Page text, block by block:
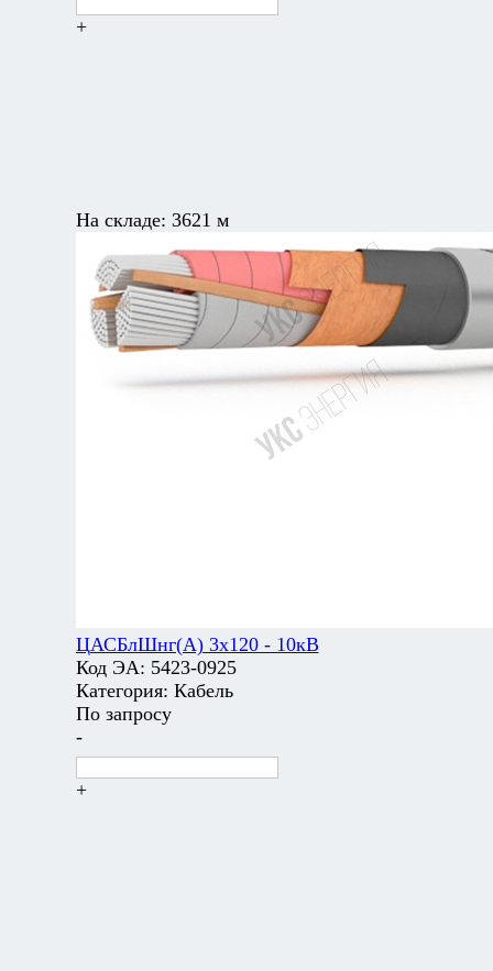
+
На складе: 3621 м
ЦАСБлШнг(А) 3х120 - 10кВ
Код ЭА: 5423-0925
Категория: Кабель
По запросу
-
+